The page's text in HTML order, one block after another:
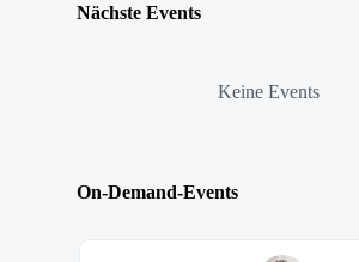
Nächste Events
Keine Events
On-Demand-Events